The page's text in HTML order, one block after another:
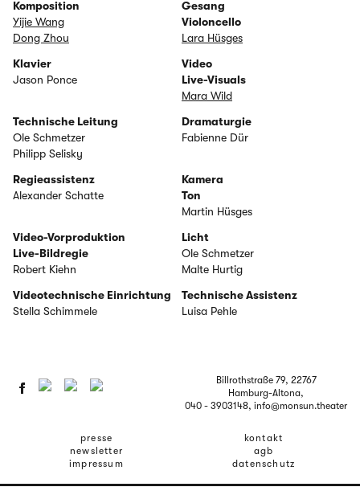
Komposition
Yijie Wang
Dong Zhou
Gesang
Violoncello
Lara Hüsges
Klavier
Jason Ponce
Video
Live-Visuals
Mara Wild
Technische Leitung
Ole Schmetzer
Philipp Selisky
Dramaturgie
Fabienne Dür
Regieassistenz
Alexander Schatte
Kamera
Ton
Martin Hüsges
Video-Vorproduktion
Live-Bildregie
Robert Kiehn
Licht
Ole Schmetzer
Malte Hurtig
Videotechnische Einrichtung
Stella Schimmele
Technische Assistenz
Luisa Pehle
Billrothstraße 79, 22767
Hamburg-Altona,
040 - 3903148, info@monsun.theater
presse
kontakt
newsletter
agb
impressum
datenschutz